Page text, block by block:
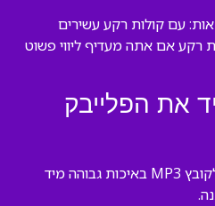
עם קולות רקע עשירים
רקע אם אתה מעדיף ליווי פשוט
את הפלייבק
כן, אתה מקבל גישה מיידית לקובץ MP3 באיכות גבוהה מיד